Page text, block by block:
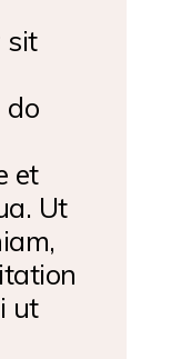
sit
do
et
Ut
ut